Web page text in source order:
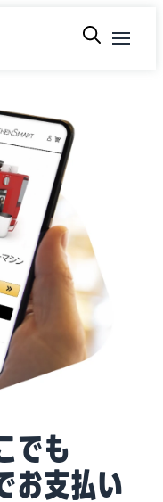
でも
支払い